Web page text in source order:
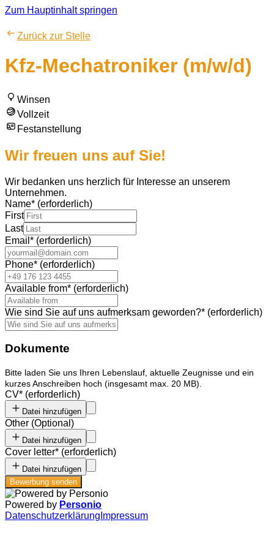
Zum Hauptinhalt springen
Zurück zur Stelle
Kfz-Mechatroniker (m/w/d)
Winsen
Vollzeit
Festanstellung
Wir freuen uns auf Sie!
Wir bedanken uns herzlich für Interesse an unserem
Unternehmen.
Name* (erforderlich)
First
Last
Email * (erforderlich)
Phone* (erforderlich)
Available from* (erforderlich)
Wie sind Sie auf uns aufmerksam geworden?* (erforderlich)
Dokumente
Bitte laden Sie uns Ihren Lebenslauf, aktuelle Zeugnisse und ein
kurzes Anschreiben hoch (insgesamt max. 20 MB).
CV* (erforderlich)
Datei hinzufügen
Other (Optional )
Datei hinzufügen
Cover letter* (erforderlich)
Datei hinzufügen
Bewerbung senden
Powered by Personio
Datenschutzerklärung Impressum